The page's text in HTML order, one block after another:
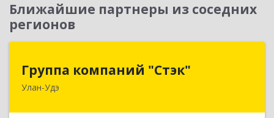
Ближайшие партнеры из соседних
регионов
Группа компаний "Стэк"
Улан-Удэ
Группа компаний "Стэк"
670000, Бурятия Респ, Улан-Удэ г, Советская ул,